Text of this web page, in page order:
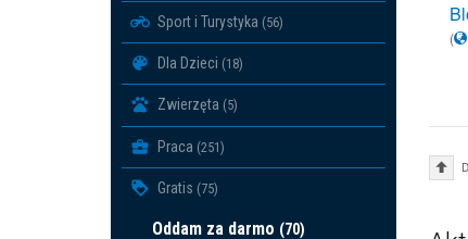
Sport i Turystyka (56)
Dla Dzieci (18)
Zwierzęta (5)
Praca (251)
Gratis (75)
Oddam za darmo (70)
(